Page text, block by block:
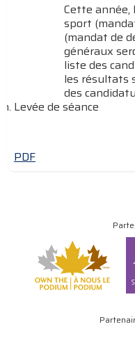
Cette année,
sport
(mandat de
généraux
liste des
les résultats
des
Levée de séance
PDF